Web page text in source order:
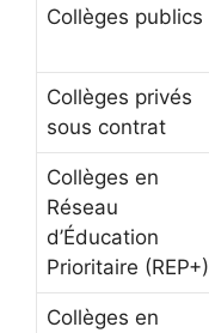
Collèges publics
Collèges privés
sous contrat
Collèges en
Réseau
d’Éducation
Prioritaire (REP+)
Collèges en